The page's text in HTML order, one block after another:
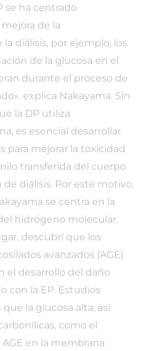
se ha centrado
de la
diálisis, por ejemplo, los
de la glucosa en el
durante el proceso de
explica Nakayama. Sin
la DP utiliza
es esencial desarrollar
para mejorar la toxicidad
transferida del cuerpo
diálisis. Por este motivo,
se centra en la
hidrógeno molecular.
descubrí que los
avanzados (AGE)
el desarrollo del daño
con la EP. Estudios
la glucosa alta, así
como el
en la membrana